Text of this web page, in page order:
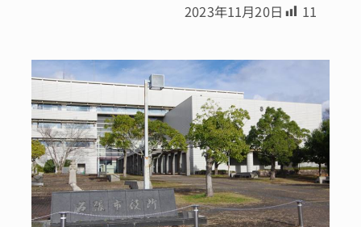
2023年11月20日 11